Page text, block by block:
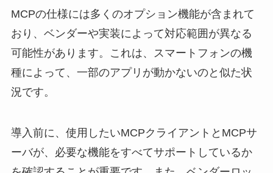
MCPの仕様には多くのオプション機能が含まれて
おり、ベンダーや実装によって対応範囲が異なる
可能性があります。これは、スマートフォンの機
種によって、一部のアプリが動かないのと似た状
況です。
導入前に、使用したいMCPクライアントとMCPサ
ーバが、必要な機能をすべてサポートしているか